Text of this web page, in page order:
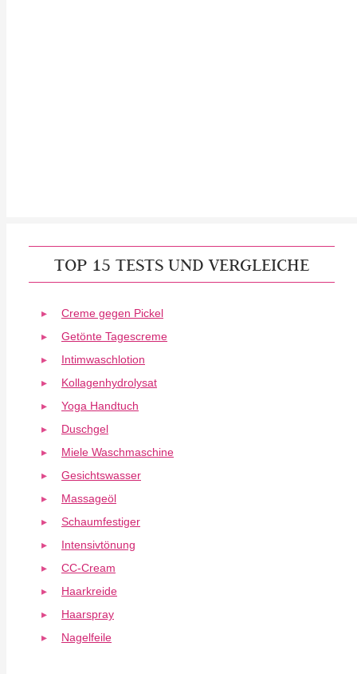
TOP 15 TESTS UND VERGLEICHE
Creme gegen Pickel
Getönte Tagescreme
Intimwaschlotion
Kollagenhydrolysat
Yoga Handtuch
Duschgel
Miele Waschmaschine
Gesichtswasser
Massageöl
Schaumfestiger
Intensivtönung
CC-Cream
Haarkreide
Haarspray
Nagelfeile